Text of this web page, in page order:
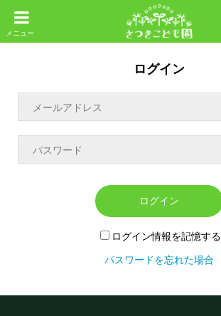
ログイン
ログイン
ログイン情報を記憶する
パスワードを忘れた場合